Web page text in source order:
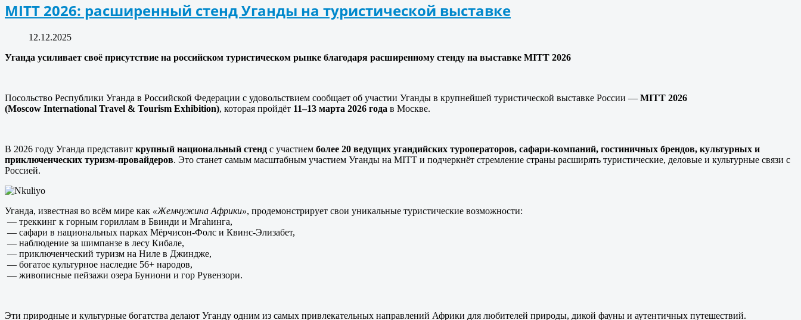
MITT 2026: расширенный стенд Уганды на туристической выставке
12.12.2025
Уганда усиливает своё присутствие на российском туристическом рынке благодаря расширенному стенду на выставке MITT 2026
Посольство Республики Уганда в Российской Федерации с удовольствием сообщает об участии Уганды в крупнейшей туристической выставке России — MITT 2026
(Moscow International Travel & Tourism Exhibition), которая пройдёт 11–13 марта 2026 года в Москве.
В 2026 году Уганда представит крупный национальный стенд с участием более 20 ведущих угандийских туроператоров, сафари-компаний, гостиничных брендов, культурных и
приключенческих туризм-провайдеров. Это станет самым масштабным участием Уганды на MITT и подчеркнёт стремление страны расширять туристические, деловые и культурные связи с
Россией.
Уганда, известная во всём мире как «Жемчужина Африки», продемонстрирует свои уникальные туристические возможности:
— треккинг к горным гориллам в Бвинди и Мгаһинга,
— сафари в национальных парках Мёрчисон-Фолс и Квинс-Элизабет,
— наблюдение за шимпанзе в лесу Кибале,
— приключенческий туризм на Ниле в Джиндже,
— богатое культурное наследие 56+ народов,
— живописные пейзажи озера Буниони и гор Рувензори.
Эти природные и культурные богатства делают Уганду одним из самых привлекательных направлений Африки для любителей природы, дикой фауны и аутентичных путешествий.